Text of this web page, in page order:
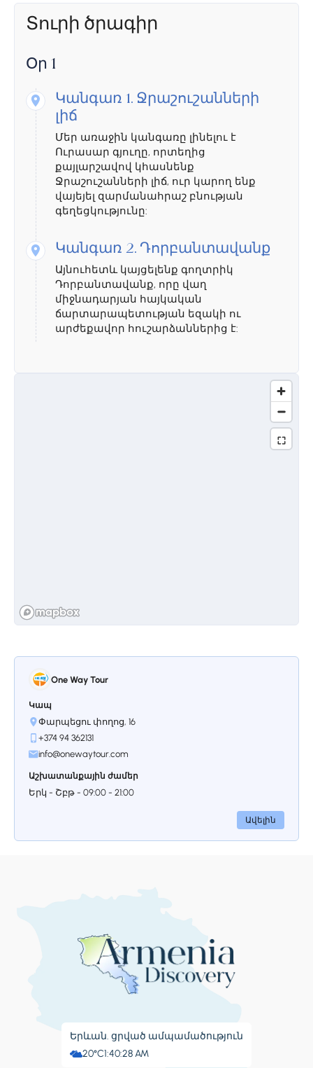
Տուրի ծրագիր
Օր 1
Կանգառ 1. Ջրաշուշանների
լիճ
Մեր առաջին կանգառը լինելու է
Ուրասար գյուղը, որտեղից
քայլարշավով կհասնենք
Ջրաշուշանների լիճ, ուր կարող ենք
վայեյել զարմանահրաշ բնության
գեղեցկությունը:
Կանգառ 2. Դորբանտավանք
Այնուհետև կայցելենք գողտրիկ
Դորբանտավանք, որը վաղ
միջնադարյան հայկական
ճարտարապետության եզակի ու
արժեքավոր հուշարձաններից է:
One Way Tour
Կապ
Փարպեցու փողոց, 16
+374 94 362131
info@onewaytour.com
Աշխատանքային ժամեր
Երկ - Շբթ - 09:00 - 21:00
Ավելին
Երևան. ցրված ամպամածություն
20°C1:40:29 AM